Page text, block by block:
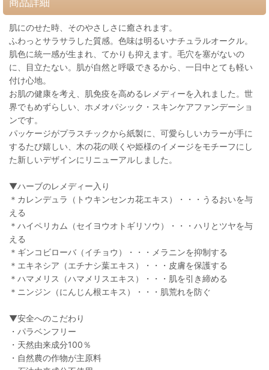
肌にのせた時、そのやさしさに癒されます。
ふわっとサラサラした質感。色味は明るいナチュラルオークル。
肌色に統一感が生まれ、てかりも抑えます。毛穴を塞がないの
に、目立たない。肌が自然と呼吸できるから、一日中とても軽い
付け心地。
お肌の健康を考え、肌免疫を高めるレメディーを入れました。世
界でもめずらしい、ホメオパシック・スキンケアファンデーショ
ンです。
パッケージがプラスチックから紙製に、可愛らしいカラーが手に
するたび嬉しい、木の花の咲くや姫様のイメージをモチーフにし
た新しいデザインにリニューアルしました。
▼ハーブのレメディー入り
＊カレンデュラ（トウキンセンカ花エキス）・・・うるおいを与
える
＊ハイペリカム（セイヨウオトギリソウ）・・・ハリとツヤを与
える
＊ギンコビローバ（イチョウ）・・・メラニンを抑制する
＊エキネシア（エチナシ葉エキス）・・・皮膚を保護する
＊ハマメリス（ハマメリスエキス）・・・肌を引き締める
＊ニンジン（にんじん根エキス）・・・肌荒れを防ぐ
▼安全へのこだわり
・パラベンフリー
・天然由来成分100％
・自然農の作物が主原料